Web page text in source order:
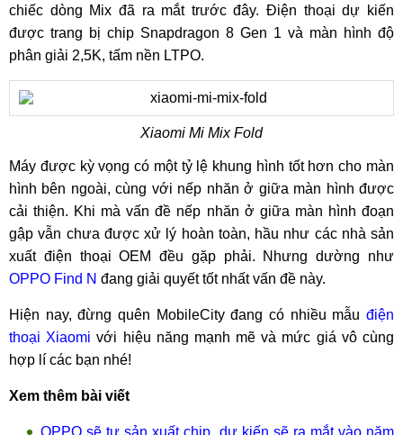
chiếc dòng Mix đã ra mắt trước đây. Điện thoại dự kiến
được trang bị chip Snapdragon 8 Gen 1 và màn hình độ
phân giải 2,5K, tấm nền LTPO.
Xiaomi Mi Mix Fold
Máy được kỳ vọng có một tỷ lệ khung hình tốt hơn cho màn
hình bên ngoài, cùng với nếp nhăn ở giữa màn hình được
cải thiện. Khi mà vấn đề nếp nhăn ở giữa màn hình đoạn
gập vẫn chưa được xử lý hoàn toàn, hầu như các nhà sản
xuất điện thoại OEM đều gặp phải. Nhưng dường như
OPPO Find N đang giải quyết tốt nhất vấn đề này.
Hiện nay, đừng quên MobileCity đang có nhiều mẫu điện
thoại Xiaomi với hiệu năng mạnh mẽ và mức giá vô cùng
hợp lí các bạn nhé!
Xem thêm bài viết
OPPO sẽ tự sản xuất chip, dự kiến sẽ ra mắt vào năm